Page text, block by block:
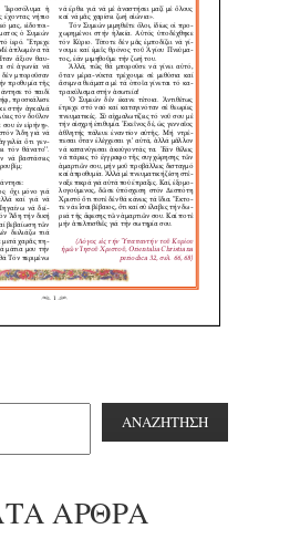
ΑΝΑΖΉΤΗΣΗ
ΆΡΘΡΑ